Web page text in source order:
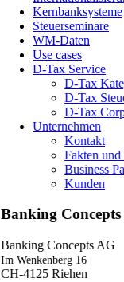
Kernbanksysteme
Steuerseminare
WM-Daten
Use cases
D-Tax Service
D-Tax
D-Tax
D-Tax
Unternehmen
Kontakt
Fakten
Business
Kunden
Banking
Banking Concepts AG
Im Wenkenberg 16
CH-4125 Riehen